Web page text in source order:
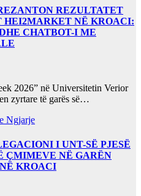
REZULTATET
HEI2MARKET NË KROACI:
CHATBOT-I ME
2026” në Universitetin Verior
zyrtare të garës së…
Ngjarje
I UNT-SË PJESË
ÇMIMEVE NË GARËN
KROACI